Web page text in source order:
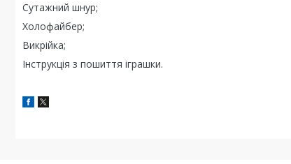
Сутажний шнур;
Холофайбер;
Викрійка;
Інструкція з пошиття іграшки.